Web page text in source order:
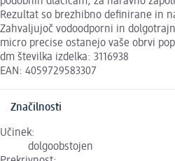
Rezultat so brezhibno definirane in
Zahvaljujoč vodoodporni in
micro precise ostanejo vaše obrvi
dm številka izdelka: 3116938
EAN: 4059729583307
Značilnosti
Učinek:
dolgoobstojen